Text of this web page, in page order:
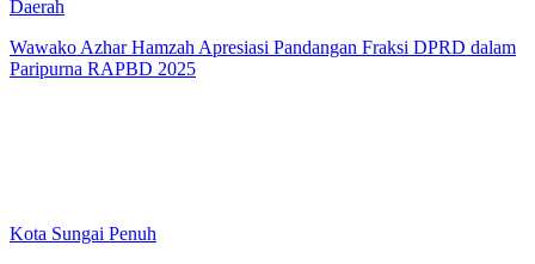
Daerah
Wawako Azhar Hamzah Apresiasi Pandangan Fraksi DPRD dalam
Paripurna RAPBD 2025
Kota Sungai Penuh